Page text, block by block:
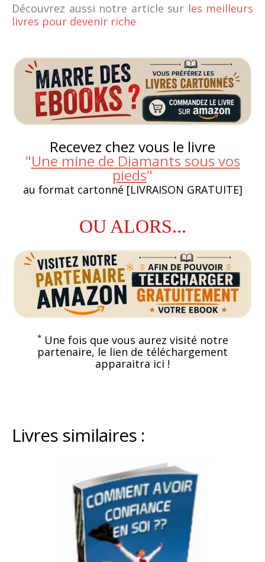
Découvrez aussi notre article sur les meilleurs
livres pour devenir riche
Recevez chez vous le livre
"Une mine de Diamants sous vos
pieds"
au format cartonné [LIVRAISON GRATUITE]
OU ALORS...
*Une fois que vous aurez visité notre
partenaire, le lien de téléchargement
apparaitra ici !
Livres similaires :